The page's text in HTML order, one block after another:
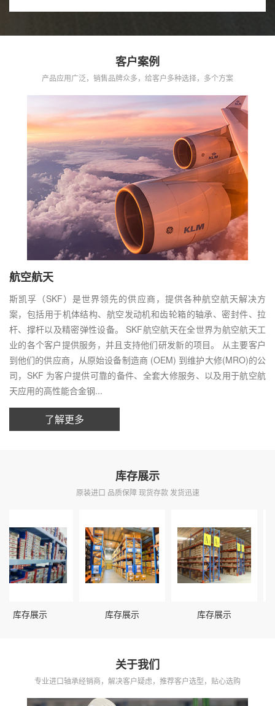
客户案例
产品应用广泛，销售品牌众多，给客户多种选择，多个方案
航空航天
斯凯孚（SKF）是世界领先的供应商，提供各种航空航天解决方
案，包括用于机体结构、航空发动机和齿轮箱的轴承、密封件、拉
杆、撑杆以及精密弹性设备。 SKF航空航天在全世界为航空航天工
业的各个客户提供服务，并且支持他们研发新的项目。 从主要客户
到他们的供应商，从原始设备制造商 (OEM) 到维护大修(MRO)的公
司，SKF 为客户提供可靠的备件、全套大修服务、以及用于航空航
天应用的高性能合金钢...
了解更多
库存展示
原装进口 品质保障 现货存款 发货迅速
存展示 库存展示 库存展示
关于我们
专业进口轴承经销商，解决客户疑虑，推荐客户选型，贴心选购